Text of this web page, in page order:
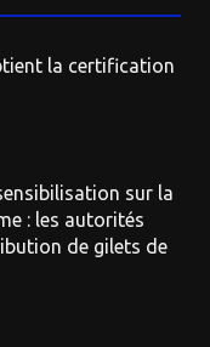
la certification
sur la
: les autorités
de gilets de